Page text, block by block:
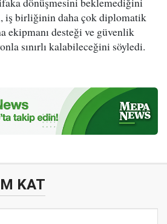
iş birliğinin daha çok diplomatik
ekipmanı desteği ve güvenlik
sınırlı kalabileceğini söyledi.
KAT